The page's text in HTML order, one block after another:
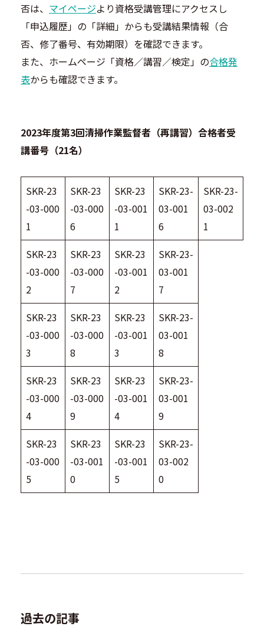
否は、 マイページより資格受講管理にアクセスし
「申込履歴」の「詳細」からも受講結果情報（合
否、修了番号、有効期限）を確認できます。
また、ホームページ「資格／講習／検定」の合格発
表からも確認できます。
2023年度第3回清掃作業監督者（再講習）合格者受
講番号（21名）
SKR-23
-03-000
1
SKR-23
-03-000
6
SKR-23
-03-001
1
SKR-23-
03-001
6
SKR-23-
03-002
1
SKR-23
-03-000
2
SKR-23
-03-000
7
SKR-23
-03-001
2
SKR-23-
03-001
7
SKR-23
-03-000
3
SKR-23
-03-000
8
SKR-23
-03-001
3
SKR-23-
03-001
8
SKR-23
-03-000
4
SKR-23
-03-000
9
SKR-23
-03-001
4
SKR-23-
03-001
9
SKR-23
-03-000
5
SKR-23
-03-001
0
SKR-23
-03-001
5
SKR-23-
03-002
0
過去の記事